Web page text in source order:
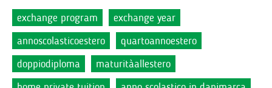
exchange program
exchange year
annoscolasticoestero
quartoannoestero
doppiodiploma
maturitàallestero